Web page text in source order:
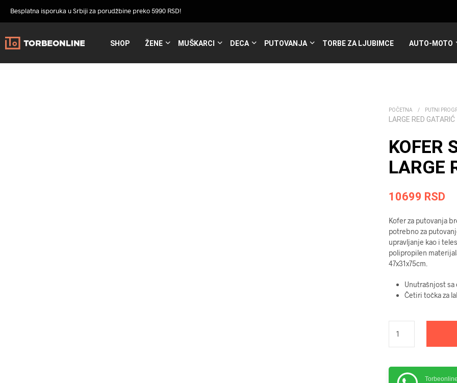
Besplatna isporuka u Srbiji za porudžbine preko 5990 RSD!
SHOP ŽENE MUŠKARCI DECA PUTOVANJA TORBE ZA LJUBIMCE AUTO-MOTO
POČETNA / PUTNI
LARGE RED GATARIĆ
KOFER
LARGE
10699 RSD
Kofer za putovanja
potrebno za
upravljanje kao i
polipropilen
47x31x75cm.
Unutrašnjost
Četiri točka za